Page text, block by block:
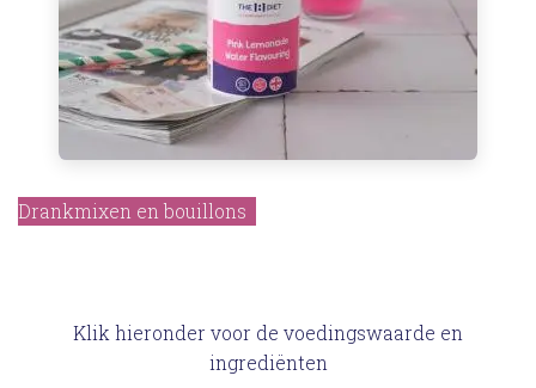
Drankmixen en bouillons
Klik hieronder voor de voedingswaarde en
ingrediënten